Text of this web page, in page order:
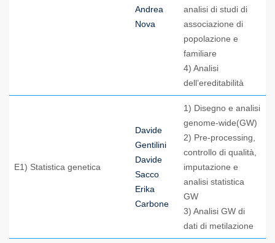
Andrea
Nova
analisi di studi di
associazione di
popolazione e
familiare
4) Analisi
dell’ereditabilità
E1) Statistica genetica
Davide
Gentilini
Davide
Sacco
Erika
Carbone
1) Disegno e analisi
genome-wide(GW)
2) Pre-processing,
controllo di qualità,
imputazione e
analisi statistica
GW
3) Analisi GW di
dati di metilazione